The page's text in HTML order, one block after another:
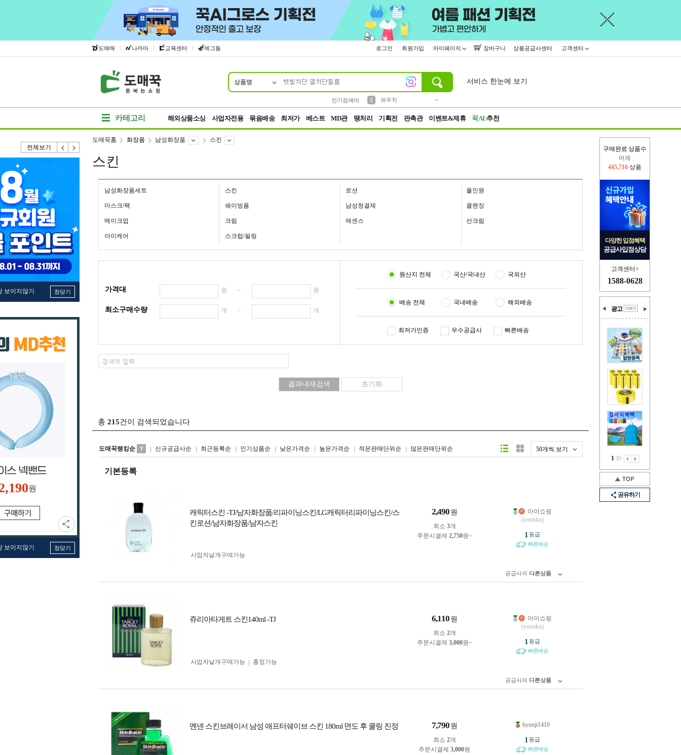
도매매 | 나까마 | 교육센터 | 에그돔 로그인 회원가입 마이페이지 장바구니 상품공급사센터 고객센터
상품명
인기검색어
2
파우치
서비스 한눈에 보기
카테고리 해외상품소싱 사업자전용 묶음배송 최저가 베스트 MD관 땡처리 기획전 판촉관 이벤트&제휴 꾹AI:추천
전체보기
보이지않기 창닫기
원
보이지않기 창닫기
구매완료 상품수
오늘(현재)
330,289 상품
다양한 입점혜택
공급사입점상담
고객센터
1588-0628
광고
1/10
공유하기
도매꾹홈 화장품 남성화장품 스킨
스킨
남성화장품세트 스킨 로션 올인원
마스크/팩 쉐이빙폼 남성청결제 클렌징
메이크업 크림 에센스 선크림
아이케어 스크럽/필링
가격대 원 ~ 원
최소구매수량 개 ~ 개
원산지 전체 국산/국내산 국외산
배송 전체 국내배송 해외배송
최저가인증 우수공급사 빠른배송
총 215건이 검색되었습니다
도매꾹랭킹순 신규공급사순 최근등록순 인기상품순 낮은가격순 높은가격순 적은판매단위순 많은판매단위순 50개씩 보기
리스트형갤러리형
기본등록
캐릭터스킨 -TJ/남자화장품/리파이닝스킨/LG캐릭터리파이닝스킨/스
킨로션/남자화장품/남자스킨
2,490 원
최소 3개
주문시결제 2,750원~
사업자 낱개구매가능
아이쇼핑
(younku)
1 등급
빠른배송
공급사의 다른상품
쥬리아타게트 스킨140ml -TJ 6,110 원
최소 2개
주문시결제 3,000원~
사업자 낱개구매가능 흥정가능
아이쇼핑
(younku)
1 등급
빠른배송
공급사의 다른상품
멘넨 스킨브레이서 남성 애프터쉐이브 스킨 180ml 면도 후 쿨링 진정 7,790 원
최소 2개
주문시결제 3,000원
hyunji1410
1 등급
빠른배송